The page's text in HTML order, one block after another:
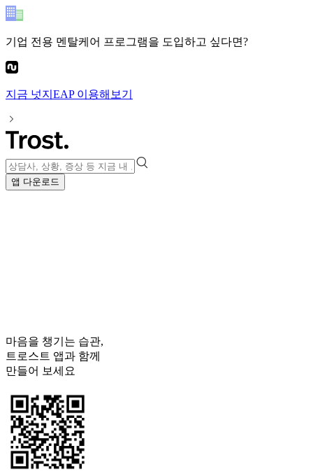
기업 전용 멘탈케어 프로그램을 도입하고 싶다면?
지금 넛지EAP이용해보기
앱 다운로드
마음을 챙기는 습관,
트로스트 앱과 함께
만들어 보세요